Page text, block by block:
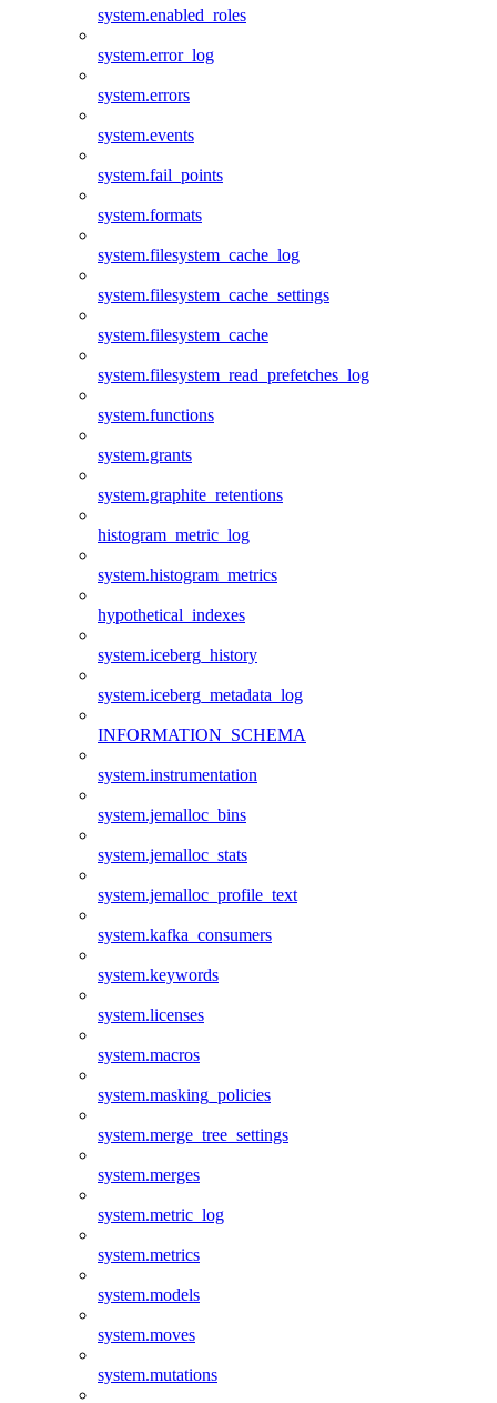
system.enabled_roles
system.error_log
system.errors
system.events
system.fail_points
system.formats
system.filesystem_cache_log
system.filesystem_cache_settings
system.filesystem_cache
system.filesystem_read_prefetches_log
system.functions
system.grants
system.graphite_retentions
histogram_metric_log
system.histogram_metrics
hypothetical_indexes
system.iceberg_history
system.iceberg_metadata_log
INFORMATION_SCHEMA
system.instrumentation
system.jemalloc_bins
system.jemalloc_stats
system.jemalloc_profile_text
system.kafka_consumers
system.keywords
system.licenses
system.macros
system.masking_policies
system.merge_tree_settings
system.merges
system.metric_log
system.metrics
system.models
system.moves
system.mutations